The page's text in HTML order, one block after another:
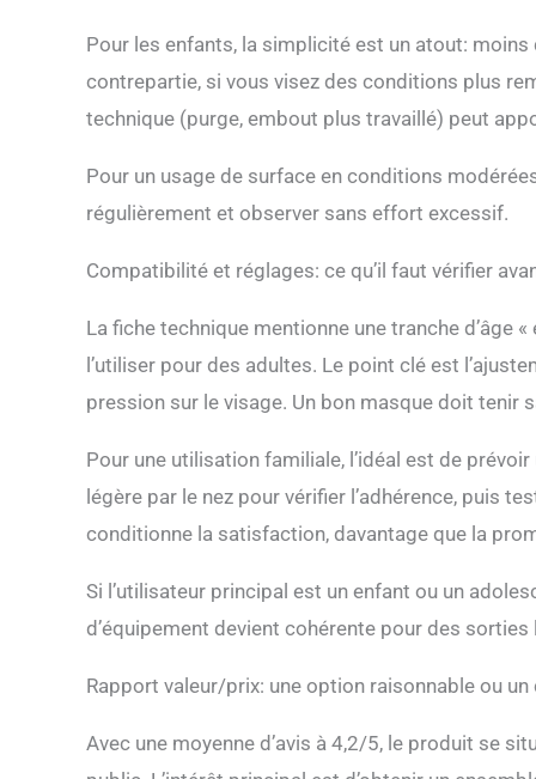
Pour les enfants, la simplicité est un atout: moins
contrepartie, si vous visez des conditions plus
technique (purge, embout plus travaillé) peut
Pour un usage de surface en conditions
régulièrement et observer sans effort excessif.
Compatibilité et réglages: ce qu’il faut vérifier
La fiche technique mentionne une tranche d’âge
l’utiliser pour des adultes. Le point clé est
pression sur le visage. Un bon masque doit tenir
Pour une utilisation familiale, l’idéal est de
légère par le nez pour vérifier l’adhérence, puis
conditionne la satisfaction, davantage que la
Si l’utilisateur principal est un enfant ou un
d’équipement devient cohérente pour des sorties
Rapport valeur/prix: une option raisonnable ou
Avec une moyenne d’avis à 4,2/5, le produit se